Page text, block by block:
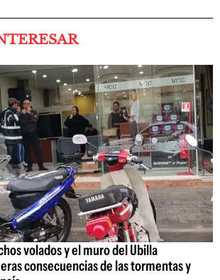
volados y el muro del Ubilla
consecuencias de las tormentas y